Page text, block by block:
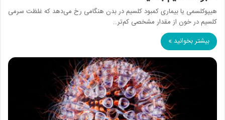
هیپوکلسمی یا بیماری کمبود کلسیم در بدن هنگامی رخ می‌دهد که غلظت سرمی
کلسیم در خون از مقدار مشخصی کم‌تر…
بیشتر بخوانید »